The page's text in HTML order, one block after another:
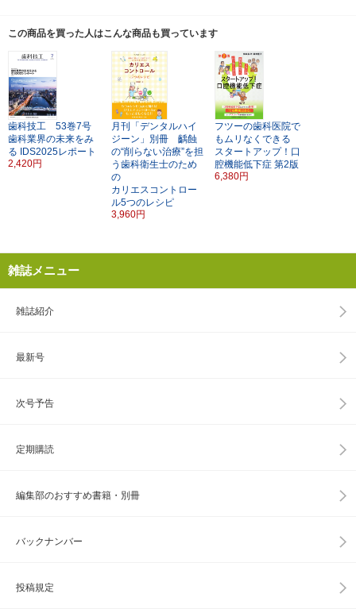
この商品を買った人はこんな商品も買っています
歯科技工 53巻7号
歯科業界の未来をみ
る
IDS2025レポート
2,420円
月刊「デンタルハイ
ジーン」別冊 齲蝕
の“削らない治療”を担
う歯科衛生士のため
の
カリエスコントロー
ル5つのレシピ
3,960円
フツーの歯科医院で
もムリなくできる
スタートアップ！口
腔機能低下症 第2版
6,380円
雑誌メニュー
雑誌紹介
最新号
次号予告
定期購読
編集部のおすすめ書籍・別冊
バックナンバー
投稿規定